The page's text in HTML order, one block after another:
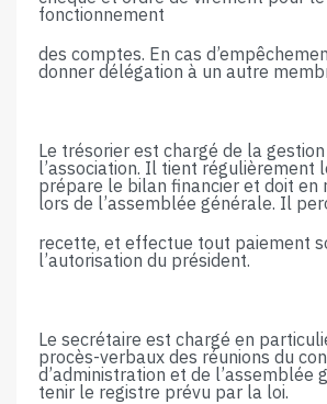
fonctionnement
des​ ​comptes.​ ​En​ ​cas​
donner​ ​délégation​ ​à​ ​un​ ​autre​
Le trésorier est chargé de la
l’association. Il tient régulièrement
prépare le bilan financier et doit en
lors de l’assemblée générale. Il
recette,​ ​et​ ​effectue​ ​tout​ ​paiement​
l’autorisation​ ​du​ ​président.
Le secrétaire est chargé en
procès-verbaux des réunions du
d’administration​ ​et​ ​de​ ​l’assemblée​
tenir​ ​le​ ​registre​ ​prévu​ ​par​ ​la​ ​loi.